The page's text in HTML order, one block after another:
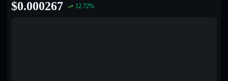
$0.000267 12.72%